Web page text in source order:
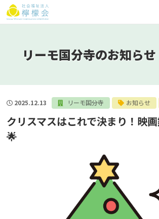
リーモ国分寺のお知ら
2025.12.13 リーモ国分寺 お知らせ
クリスマスはこれで決まり！映
🌟